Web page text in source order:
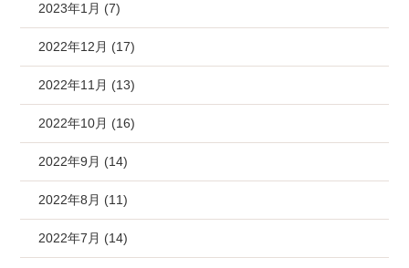
2023年1月 (7)
2022年12月 (17)
2022年11月 (13)
2022年10月 (16)
2022年9月 (14)
2022年8月 (11)
2022年7月 (14)